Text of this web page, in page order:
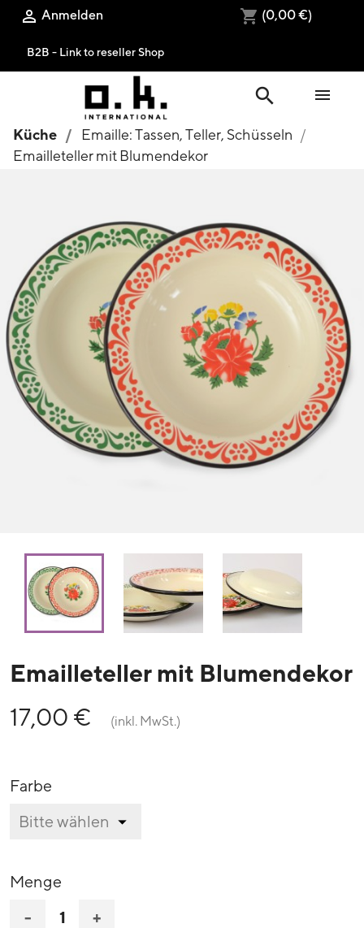
 Anmelden shopping_cart (0,00 €)
B2B - Link to reseller Shop
search 
Küche
Emaille: Tassen, Teller, Schüsseln
Emailleteller mit Blumendekor
Emailleteller mit Blumendekor
17,00 €
(inkl. MwSt.)
Farbe
Menge
- +